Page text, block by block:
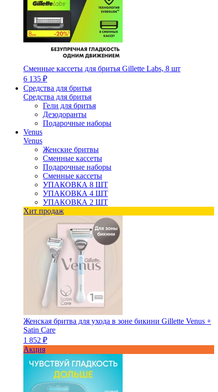
Сменные кассеты для бритья Gillette Labs, 8 шт
6 135 ₽
Средства для бритья
Средства для бритья
Гели для бритья
Дезодоранты
Подарочные наборы
Venus
Venus
Женские бритвы
Сменные кассеты
Подарочные наборы
Сменные кассеты
УПАКОВКА 8 ШТ
УПАКОВКА 4 ШТ
УПАКОВКА 2 ШТ
Хит продаж
Женская бритва для ухода в зоне бикини Gillette Venus +
Satin Care
1 852 ₽
Акция